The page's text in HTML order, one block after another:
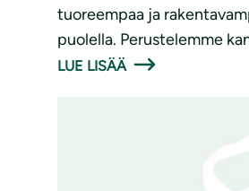
tuoreempaa ja
puolella. Perustelemme
LUE LISÄÄ